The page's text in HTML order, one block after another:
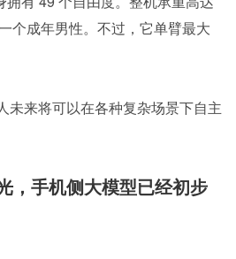
个成年男性。不过，它单臂最大
未来将可以在各种复杂场景下自主
，手机侧大模型已经初步